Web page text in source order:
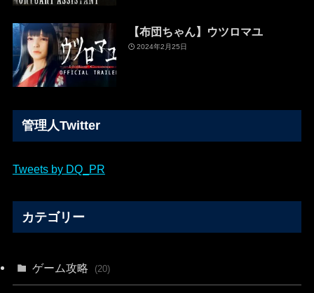
【布団ちゃん】ウツロマユ
2024年2月25日
管理人Twitter
Tweets by DQ_PR
カテゴリー
ゲーム攻略 (20)